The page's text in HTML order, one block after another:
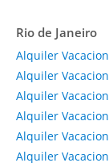
Rio de Janeiro
Alquiler
Alquiler
Alquiler
Alquiler
Alquiler
Alquiler